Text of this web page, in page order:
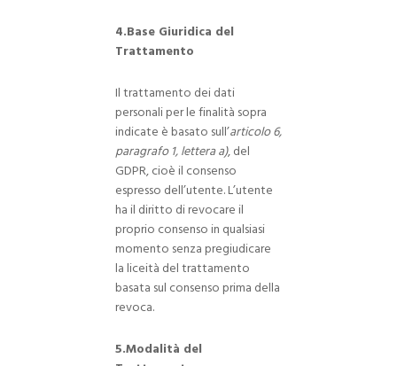
4.Base Giuridica del
Trattamento
Il trattamento dei dati
personali per le finalità sopra
indicate è basato sull’articolo 6,
paragrafo 1, lettera a), del
GDPR, cioè il consenso
espresso dell’utente. L’utente
ha il diritto di revocare il
proprio consenso in qualsiasi
momento senza pregiudicare
la liceità del trattamento
basata sul consenso prima della
revoca.
5.Modalità del